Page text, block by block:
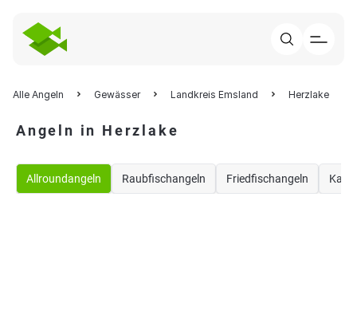
Alle Angeln Gewässer Landkreis Emsland Herzlake
Angeln in Herzlake
Allroundangeln Raubfischangeln Friedfischangeln